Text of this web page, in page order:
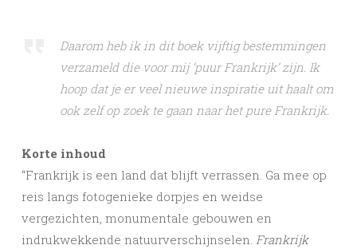
Daarom heb ik in dit boek vijftig bestemmingen
verzameld die voor mij ‘puur Frankrijk’ zijn. Ik
hoop dat je er veel nieuwe inspiratie uit haalt om
ook zelf op zoek te gaan naar het pure Frankrijk.
Korte inhoud
“Frankrijk is een land dat blijft verrassen. Ga mee op
reis langs fotogenieke dorpjes en weidse
vergezichten, monumentale gebouwen en
indrukwekkende natuurverschijnselen. Frankrijk